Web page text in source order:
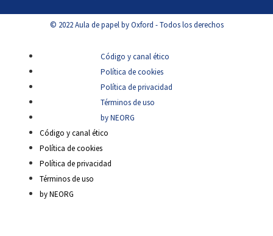
© 2022 Aula de papel by Oxford - Todos los derechos
Código y canal ético
Política de cookies
Política de privacidad
Términos de uso
by NEORG
Código y canal ético
Política de cookies
Política de privacidad
Términos de uso
by NEORG